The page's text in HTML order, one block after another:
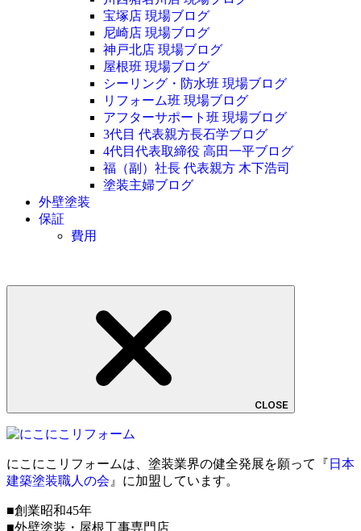
宝塚店 現場ブログ
尼崎店 現場ブログ
神戸北店 現場ブログ
屋根班 現場ブログ
シーリング・防水班 現場ブログ
リフォーム班 現場ブログ
アフターサポート班 現場ブログ
3代目 代表親方長石学ブログ
4代目代表取締役 高田一平ブログ
福（副）社長 代表親方 木下浩司
塗装主婦ブログ
外壁塗装
保証
費用
CLOSE
にこにこリフォームは、塗装業界の健全発展を願って『 日本
建築塗装職人の会 』に加盟しています。
■創業昭和45年
■外壁塗装・屋根工事専門店